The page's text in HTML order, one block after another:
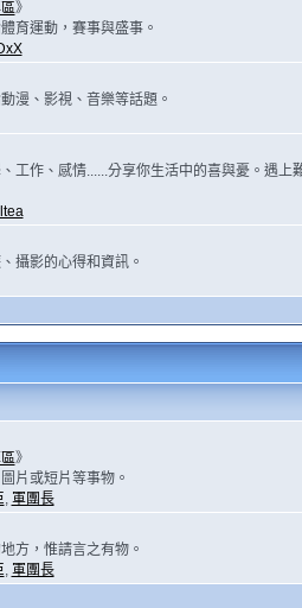
》
育運動，賽事與盛事。
漫、影視、音樂等話題。
工作、感情......分享你生活中的喜與憂。遇上
攝影的心得和資訊。
》
片或短片等事物。
, 軍團長
方，惟請言之有物。
, 軍團長